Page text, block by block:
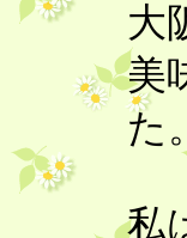
大
美
た
私